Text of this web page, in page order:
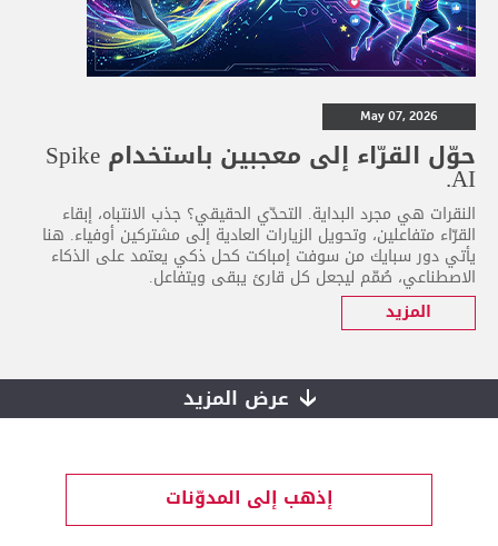
May 07, 2026
حوّل القرّاء إلى معجبين باستخدام Spike
AI.
النقرات هي مجرد البداية. التحدّي الحقيقي؟ جذب الانتباه، إبقاء
القرّاء متفاعلين، وتحويل الزيارات العادية إلى مشتركين أوفياء. هنا
يأتي دور سبايك من سوفت إمباكت كحل ذكي يعتمد على الذكاء
الاصطناعي، صُمّم ليجعل كل قارئ يبقى ويتفاعل.
المزيد
عرض المزيد
إذهب إلى المدوّنات